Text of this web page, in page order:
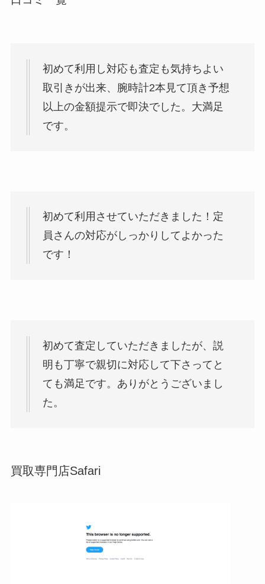
初めて利用し対応も査定も気持ちよい
取引きが出来、腕時計2本見て頂き予想
以上の金額提示で即決でした。大満足
です。
初めて利用させていただきました！定
員さんの対応がしっかりしてよかった
です！
初めて査定していただきましたが、説
明も丁寧で親切に対応して下さってと
ても満足です。ありがとうございまし
た。
買取専門店Safari